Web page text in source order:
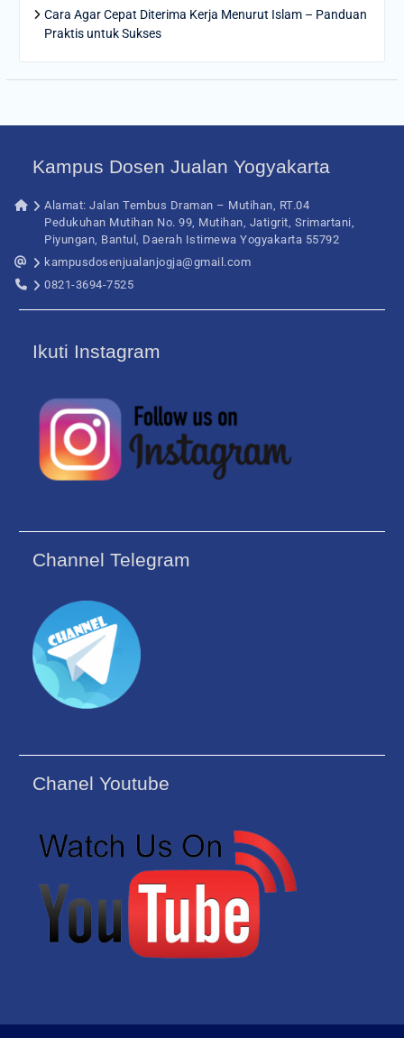
Cara Agar Cepat Diterima Kerja Menurut Islam – Panduan
Praktis untuk Sukses
Kampus Dosen Jualan Yogyakarta
Alamat: Jalan Tembus Draman – Mutihan, RT.04
Pedukuhan Mutihan No. 99, Mutihan, Jatigrit, Srimartani,
Piyungan, Bantul, Daerah Istimewa Yogyakarta 55792
kampusdosenjualanjogja@gmail.com
0821-3694-7525
Ikuti Instagram
Channel Telegram
Chanel Youtube